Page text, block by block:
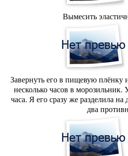
Вымесить
Завернуть его в пищевую плёнку
несколько часов в
часа. Я его сразу же разделила
два